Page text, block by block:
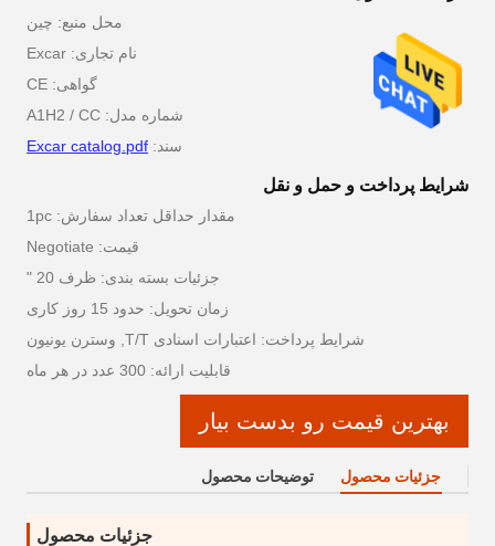
محل منبع: چین
نام تجاری: Excar
گواهی: CE
شماره مدل: A1H2 / CC
سند: Excar catalog.pdf
شرایط پرداخت و حمل و نقل
مقدار حداقل تعداد سفارش: 1pc
قیمت: Negotiate
جزئیات بسته بندی: ظرف 20 "
زمان تحویل: حدود 15 روز کاری
شرایط پرداخت: اعتبارات اسنادی T/T, وسترن یونیون
قابلیت ارائه: 300 عدد در هر ماه
بهترین قیمت رو بدست بیار
جزئیات محصول توضیحات محصول
جزئیات محصول